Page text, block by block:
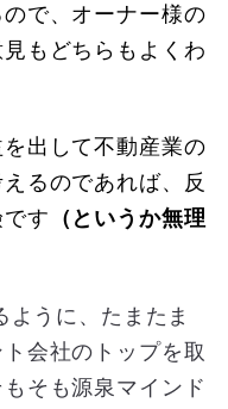
で、オーナー様の
もどちらもよくわ
出して不動産業の
るのであれば、反
す （というか無理
ように、たまたま
会社のトップを取
そも源泉マインド